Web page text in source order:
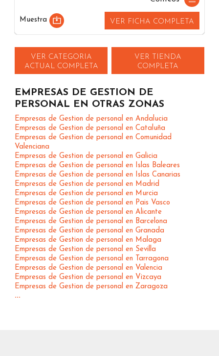
Muestra VER FICHA COMPLETA
VER CATEGORIA
ACTUAL COMPLETA
VER TIENDA
COMPLETA
EMPRESAS DE GESTION DE
PERSONAL EN OTRAS ZONAS
Empresas de Gestion de personal en Andalucia
Empresas de Gestion de personal en Cataluña
Empresas de Gestion de personal en Comunidad
Valenciana
Empresas de Gestion de personal en Galicia
Empresas de Gestion de personal en Islas Baleares
Empresas de Gestion de personal en Islas Canarias
Empresas de Gestion de personal en Madrid
Empresas de Gestion de personal en Murcia
Empresas de Gestion de personal en Pais Vasco
Empresas de Gestion de personal en Alicante
Empresas de Gestion de personal en Barcelona
Empresas de Gestion de personal en Granada
Empresas de Gestion de personal en Malaga
Empresas de Gestion de personal en Sevilla
Empresas de Gestion de personal en Tarragona
Empresas de Gestion de personal en Valencia
Empresas de Gestion de personal en Vizcaya
Empresas de Gestion de personal en Zaragoza
...